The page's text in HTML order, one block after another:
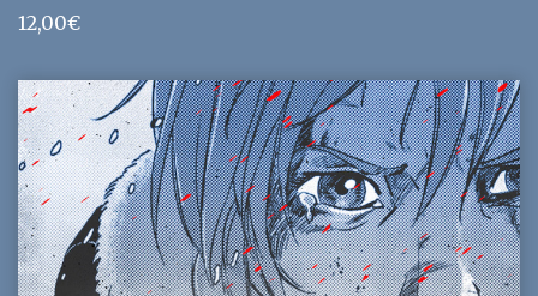
12,00€